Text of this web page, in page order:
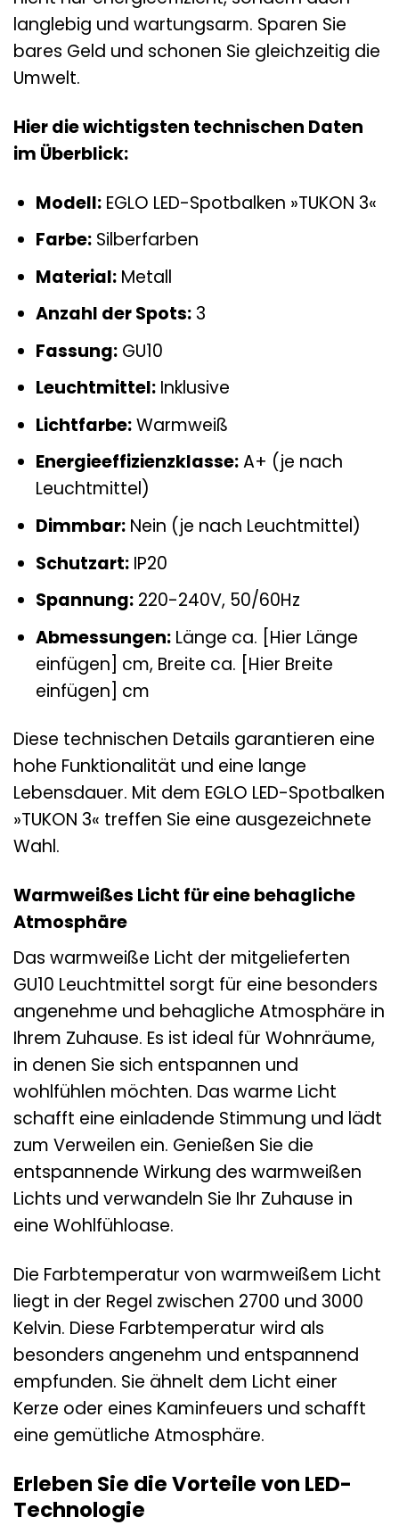
langlebig und wartungsarm. Sparen Sie
bares Geld und schonen Sie gleichzeitig die
Umwelt.
Hier die wichtigsten technischen Daten
im Überblick:
Modell:EGLO LED-Spotbalken »TUKON 3«
Farbe:Silberfarben
Material:Metall
Anzahl der Spots:3
Fassung:GU10
Leuchtmittel:Inklusive
Lichtfarbe:Warmweiß
Energieeffizienzklasse:A+ (je nach
Leuchtmittel)
Dimmbar:Nein (je nach Leuchtmittel)
Schutzart:IP20
Spannung:220-240V, 50/60Hz
Abmessungen:Länge ca. [Hier Länge
einfügen] cm, Breite ca. [Hier Breite
einfügen] cm
Diese technischen Details garantieren eine
hohe Funktionalität und eine lange
Lebensdauer. Mit dem EGLO LED-Spotbalken
»TUKON 3« treffen Sie eine ausgezeichnete
Wahl.
Warmweißes Licht für eine behagliche
Atmosphäre
Das warmweiße Licht der mitgelieferten
GU10 Leuchtmittel sorgt für eine besonders
angenehme und behagliche Atmosphäre in
Ihrem Zuhause. Es ist ideal für Wohnräume,
in denen Sie sich entspannen und
wohlfühlen möchten. Das warme Licht
schafft eine einladende Stimmung und lädt
zum Verweilen ein. Genießen Sie die
entspannende Wirkung des warmweißen
Lichts und verwandeln Sie Ihr Zuhause in
eine Wohlfühloase.
Die Farbtemperatur von warmweißem Licht
liegt in der Regel zwischen 2700 und 3000
Kelvin. Diese Farbtemperatur wird als
besonders angenehm und entspannend
empfunden. Sie ähnelt dem Licht einer
Kerze oder eines Kaminfeuers und schafft
eine gemütliche Atmosphäre.
Erleben Sie die Vorteile von LED-
Technologie